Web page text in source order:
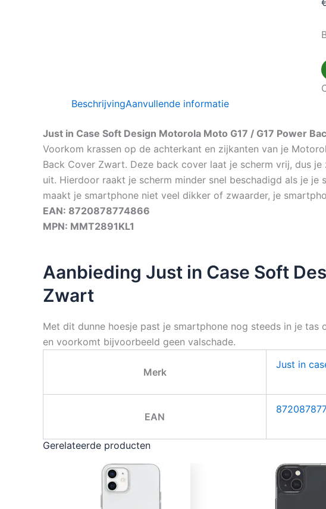
BeschrijvingAanvullende informatie
Just in Case Soft Design Motorola Moto G17 / G17 Power
Voorkom krassen op de achterkant en zijkanten van je
Back Cover Zwart. Deze back cover laat je scherm vrij, dus
uit. Hierdoor raakt je scherm minder snel beschadigd als je
maakt je smartphone niet veel dikker of zwaarder, je
EAN: 8720878774866
MPN: MMT2891KL1
Aanbieding Just in Case Soft
Zwart
Met dit dunne hoesje past je smartphone nog steeds in je
en voorkomt bijvoorbeeld geen valschade.
Merk
Just in
EAN
Gerelateerde producten